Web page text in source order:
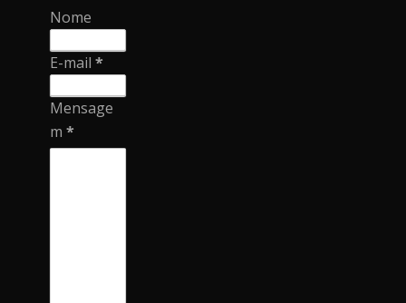
Nome
E-mail *
Mensage
m *